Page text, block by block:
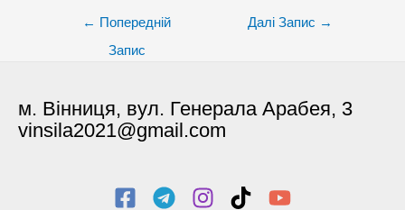
← Попередній
Запис
Далі Запис →
м. Вінниця, вул. Генерала Арабея, 3
vinsila2021@gmail.com